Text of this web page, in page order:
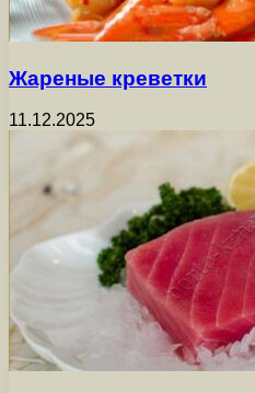
Жареные креветки
11.12.2025